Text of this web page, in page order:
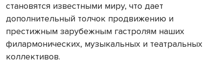
становятся известными миру, что дает
дополнительный толчок продвижению и
престижным зарубежным гастролям наших
филармонических, музыкальных и театральных
коллективов.